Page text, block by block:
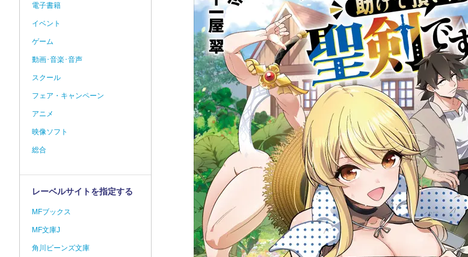
電子書籍
イベント
ゲーム
動画･音楽･音声
スクール
フェア・キャンペーン
アニメ
映像ソフト
総合
レーベルサイトを指定する
MFブックス
MF文庫J
角川ビーンズ文庫